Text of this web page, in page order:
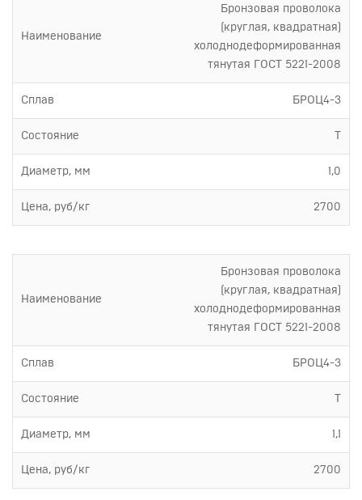
Наименование
Бронзовая проволока
(круглая, квадратная)
холоднодеформированная
тянутая ГОСТ 5221-2008
Сплав БРОЦ4-3
Состояние
Диаметр, мм 1,0
Цена, руб/кг 2700
Наименование
Бронзовая проволока
(круглая, квадратная)
холоднодеформированная
тянутая ГОСТ 5221-2008
Сплав БРОЦ4-3
Состояние
Диаметр, мм 1,1
Цена, руб/кг 2700